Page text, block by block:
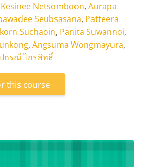
Kesinee Netsomboon, Aurapa
Seubsasana, Patteera
Suchaoin, Panita Suwannoi,
, Angsuma Wongmayura,
กรณ์ ไกรสิทธิ์
this course